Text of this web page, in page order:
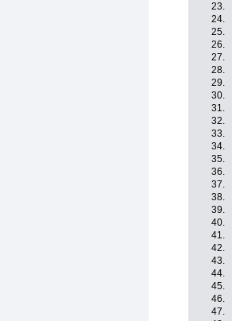
23.
24.
25.
26.
27.
28.
29.
30.
31.
32.
33.
34.
35.
36.
37.
38.
39.
40.
41.
42.
43.
44.
45.
46.
47.